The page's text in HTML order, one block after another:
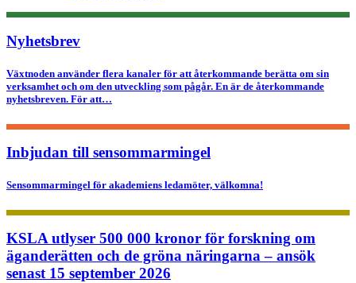
Nyhetsbrev
Växtnoden använder flera kanaler för att återkommande berätta om sin
verksamhet och om den utveckling som pågår. En är de återkommande
nyhetsbreven. För att…
Inbjudan till sensommarmingel
Sensommarmingel för akademiens ledamöter, välkomna!
KSLA utlyser 500 000 kronor för forskning om
äganderätten och de gröna näringarna – ansök
senast 15 september 2026